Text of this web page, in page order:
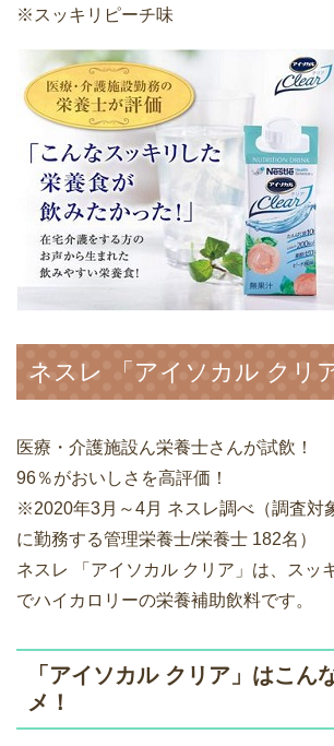
※スッキリピーチ味
ネスレ 「アイソカル クリ
医療・介護施設ん栄養士さんが試飲！
96％がおいしさを高評価！
※2020年3月～4月 ネスレ調べ（調査対
に勤務する管理栄養士/栄養士 182名）
ネスレ 「アイソカル クリア」は、スッ
でハイカロリーの栄養補助飲料です。
「アイソカル クリア」はこん
メ！